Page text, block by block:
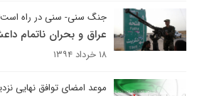
جنگ سنی- سنی در راه
عراق و بحران ناتمام
۱۸ خرداد ۱۳۹۴
موعد امضای توافق نهایی